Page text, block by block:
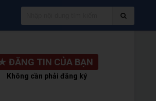
ĐĂNG TIN CỦA BẠN
Không cần phải đăng ký